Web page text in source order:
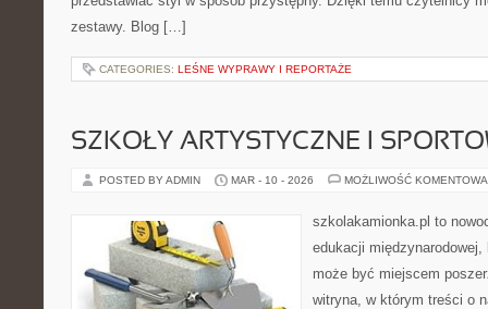
zestawy. Blog […]
CATEGORIES: LEŚNE WYPRAWY I REPORTAŻE
SZKOŁY ARTYSTYCZNE I
POSTED BY ADMIN MAR - 10 - 2026 MOŻLIWOŚĆ
szkolakamionka.pl to
edukacji
może być miejscem
witryna, w którym treści o